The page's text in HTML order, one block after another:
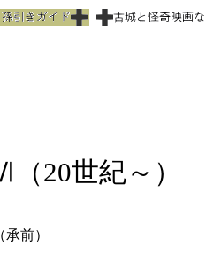
20世紀～）
前）